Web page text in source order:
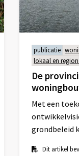
publicatie
lokaal en
De
Met een
grondbeleid
Dit artikel